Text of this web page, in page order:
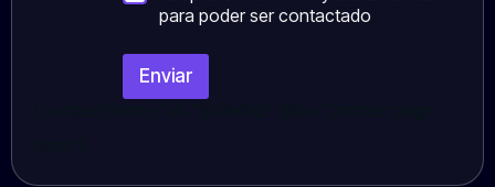
a
u
para poder ser contactado
Enviar